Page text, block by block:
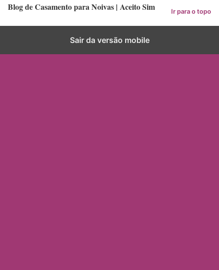
Blog de Casamento para Noivas | Aceito Sim Ir para o topo
Sair da versão mobile